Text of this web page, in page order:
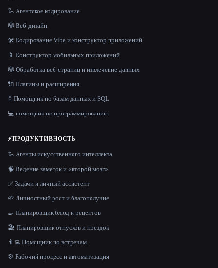
🦾 Агентское кодирование
🕸 Веб-дизайн
🛠️ Кодирование Vibe и конструктор приложений
📱 Конструктор мобильных приложений
🕸️ Обработка веб-страниц и извлечение данных
🔌 Плагины и расширения
🗄️ Помощник по базам данных и SQL
💻 помощник по программированию
⚡ПРОДУКТИВНОСТЬ
🦾 Агенты искусственного интеллекта
🧠 Ведение заметок и «второй мозг»
✅ Задачи и личный ассистент
🌱 Личностный рост и благополучие
🍳 Планировщик блюд и рецептов
🏖 Планировщик отпусков и поездок
👨‍💻 Помощник по встречам
⚙️ Рабочий процесс и автоматизация